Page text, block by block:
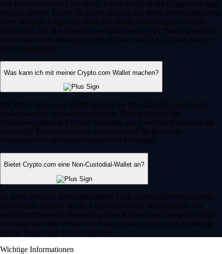
Das Einrichten einer Lido DAO Token-Wallet in der Crypto.com App
ist ganz einfach. Laden Sie zuerst die App aus Ihrem bevorzugten App
Store herunter. Folgen Sie dann den klaren Anweisungen auf dem
Bildschirm, um Ihre Identität zu verifizieren und Ihr Profil zu erstellen.
Sobald Ihr Konto bestätigt wurde, ist Ihre Lido DAO Token-Wallet
sofort einsatzbereit.
Was kann ich mit meiner Crypto.com Wallet machen?
Mit Ihrer Crypto.com Wallet können Sie Ihre digitalen Assets ganz
einfach kaufen, verkaufen und halten. Zudem können Sie
Preisbewegungen in Echtzeit verfolgen, das Level Up-Programm für
potenzielle Plattform-Vorteile entdecken und Ihr gesamtes
Kryptoportfolio an einem zentralen Ort verwalten.
Bietet Crypto.com eine Non-Custodial-Wallet an?
Ja, wenn Sie nach fortschrittlicheren Tools suchen oder Self-Custody
bevorzugen, können Sie die Crypto.com DeFi Wallet nutzen. Sie
ermöglicht Ihnen die Verwaltung Ihrer Kryptos und Token bei voller
Kontrolle über Ihre Private Keys und ergänzt perfekt Ihre Erfahrung
mit der Haupt-App von Crypto.com.
Wichtige Informationen